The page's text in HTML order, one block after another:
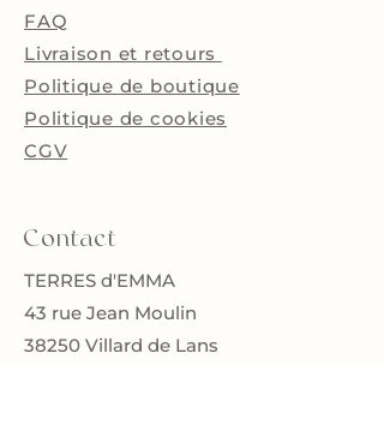
FAQ
Livraison et retours
Politique de boutique
Politique de cookies
CGV
Contact
TERRES d'EMMA
43 rue Jean Moulin
38250 Villard de Lans